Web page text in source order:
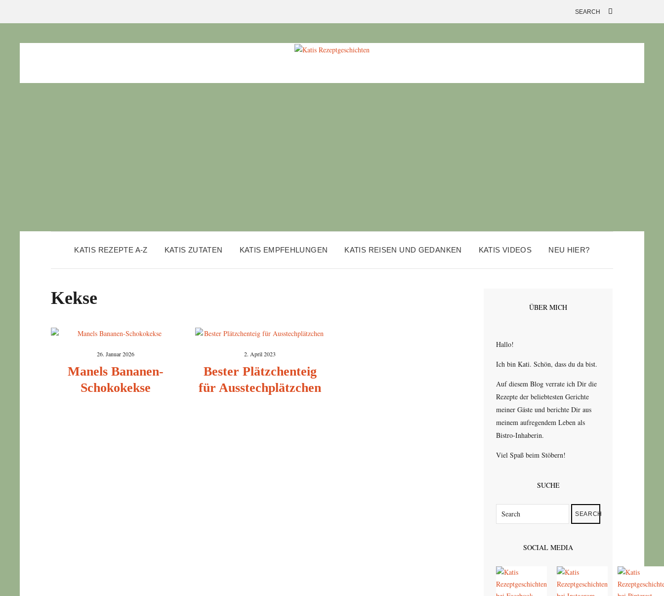
KATIS REZEPTE A-Z KATIS ZUTATEN KATIS EMPFEHLUNGEN KATIS REISEN UND GEDANKEN KATIS VIDEOS NEU HIER?
Kekse
26. Januar 2026
Manels Bananen-
Schokokekse
2. April 2023
Bester Plätzchenteig
für Ausstechplätzchen
ÜBER MICH
Hallo!
Ich bin Kati. Schön, dass du da bist.
Auf diesem Blog verrate ich Dir die
Rezepte der beliebtesten Gerichte
meiner Gäste und berichte Dir aus
meinem aufregendem Leben als
Bistro-Inhaberin.
Viel Spaß beim Stöbern!
SUCHE
SEARCH
SOCIAL MEDIA